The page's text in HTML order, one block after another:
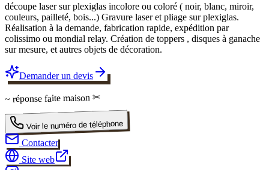
découpe laser sur plexiglas incolore ou coloré ( noir, blanc, miroir,
couleurs, pailleté, bois...) Gravure laser et pliage sur plexiglas.
Réalisation à la demande, fabrication rapide, expédition par
colissimo ou mondial relay. Création de toppers , disques à ganache
sur mesure, et autres objets de décoration.
Demander un devis
~ réponsefaite maison ✂
Voir le numéro de téléphone
Contacter
Site web